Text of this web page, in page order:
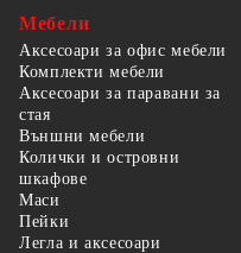
Мебели
Аксесоари за офис мебели
Комплекти мебели
Аксесоари за паравани за
стая
Външни мебели
Колички и островни
шкафове
Маси
Пейки
Легла и аксесоари